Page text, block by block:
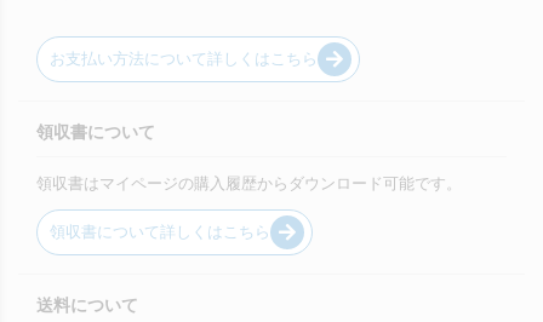
お支払い方法について詳しくはこちら
領収書について
領収書はマイページの購入履歴からダウンロード可能です。
領収書について詳しくはこちら
送料について